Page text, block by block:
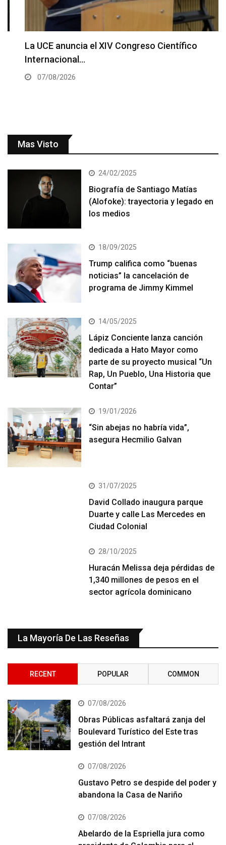
La UCE anuncia el XIV Congreso Científico
Internacional…
07/08/2026
Mas Visto
24/02/2025
Biografía de Santiago Matías
(Alofoke): trayectoria y legado en
los medios
18/09/2025
Trump califica como “buenas
noticias” la cancelación de
programa de Jimmy Kimmel
14/05/2025
Lápiz Conciente lanza canción
dedicada a Hato Mayor como
parte de su proyecto musical “Un
Rap, Un Pueblo, Una Historia que
Contar”
19/01/2026
“Sin abejas no habría vida”,
asegura Hecmilio Galvan
31/07/2025
David Collado inaugura parque
Duarte y calle Las Mercedes en
Ciudad Colonial
28/10/2025
Huracán Melissa deja pérdidas de
1,340 millones de pesos en el
sector agrícola dominicano
La Mayoría De Las Reseñas
RECENT POPULAR COMMON
07/08/2026
Obras Públicas asfaltará zanja del
Boulevard Turístico del Este tras
gestión del Intrant
07/08/2026
Gustavo Petro se despide del poder y
abandona la Casa de Nariño
07/08/2026
Abelardo de la Espriella jura como